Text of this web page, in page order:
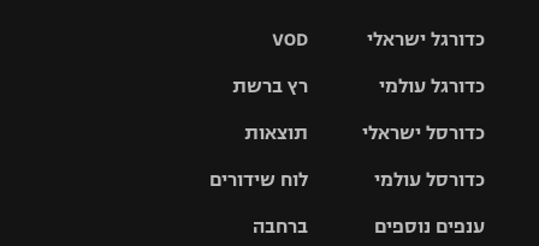
VOD
רץ ברשת
תוצאות
לוח שידורים
ברחבה
כדורגל ישראלי
גביע הטוטו
כדורגל עולמי
האלופות
ליגה
כדורסל ישראלי
סל
כדורסל עולמי
ענפים נוספים